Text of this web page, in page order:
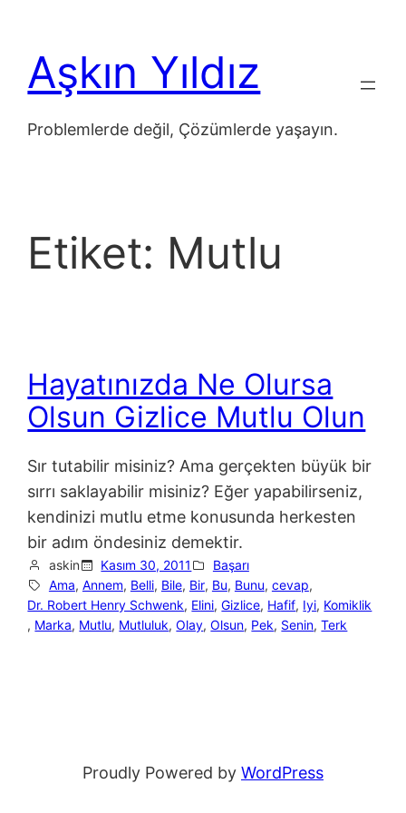
Aşkın Yıldız
Problemlerde değil, Çözümlerde yaşayın.
Etiket: Mutlu
Hayatınızda Ne Olursa
Olsun Gizlice Mutlu Olun
Sır tutabilir misiniz? Ama gerçekten büyük bir
sırrı saklayabilir misiniz? Eğer yapabilirseniz,
kendinizi mutlu etme konusunda herkesten
bir adım öndesiniz demektir.
askin Kasım 30, 2011
Başarı
Ama, Annem, Belli, Bile, Bir, Bu, Bunu, cevap,
Dr. Robert Henry Schwenk, Elini, Gizlice, Hafif, Iyi, Komiklik
, Marka, Mutlu, Mutluluk, Olay, Olsun, Pek, Senin, Terk
Proudly Powered by WordPress